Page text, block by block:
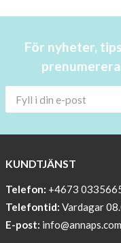
few
stock!
OFF
!!!!
PRINT
undisturbed
För nyheter,
KUNDTJÄNST
Telefon: +4673
Telefontid: Vardagar
E-post: info@annaps.com